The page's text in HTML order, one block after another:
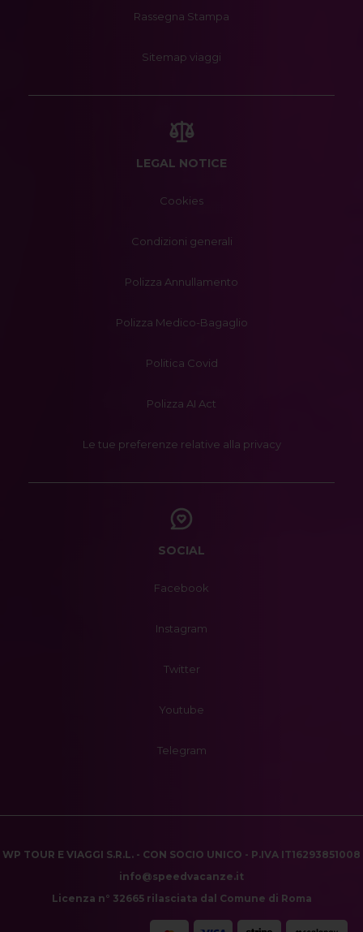
Rassegna Stampa
Sitemap viaggi
LEGAL NOTICE
Cookies
Condizioni generali
Polizza Annullamento
Polizza Medico-Bagaglio
Politica Covid
Polizza AI Act
Le tue preferenze relative alla privacy
SOCIAL
Facebook
Instagram
Twitter
Youtube
Telegram
WP TOUR E VIAGGI S.R.L. - CON SOCIO UNICO - P.IVA IT16293851008
info@speedvacanze.it
Licenza n° 32665 rilasciata dal Comune di Roma